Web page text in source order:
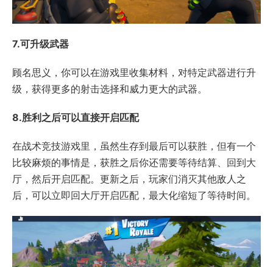
7.可升级武器
顾名思义，你可以在游戏里收集材料，对特定武器进行升
级，获得更多的射击选择和威力更大的武器。
8.胜利之后可以直接开启匹配
在战术竞技游戏里，虽然生存到最后可以获胜，但有一个
比较麻烦的事情是，获胜之后你还需要等待结算、回到大
厅，然后开启匹配。更新之后，玩家们消灭其他敌人之
后，可以立即回大厅开启匹配，最大化缩短了等待时间。